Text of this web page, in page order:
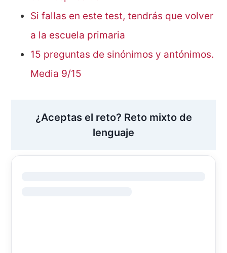
Si fallas en este test, tendrás que volver
a la escuela primaria
15 preguntas de sinónimos y antónimos.
Media 9/15
¿Aceptas el reto? Reto mixto de
lenguaje